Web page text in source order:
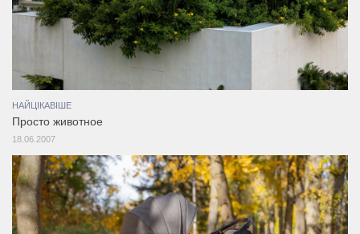
НАЙЦІКАВІШЕ
Просто животное
18.06.2007